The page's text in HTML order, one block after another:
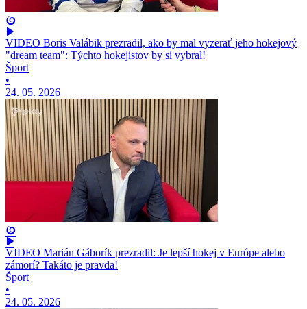
VIDEO Boris Valábik prezradil, ako by mal vyzerať jeho hokejový
"dream team": Týchto hokejistov by si vybral!
Šport
•
24. 05. 2026
VIDEO Marián Gáborík prezradil: Je lepší hokej v Európe alebo
zámorí? Takáto je pravda!
Šport
•
24. 05. 2026